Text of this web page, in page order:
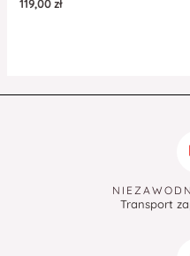
119,00zł
Transport